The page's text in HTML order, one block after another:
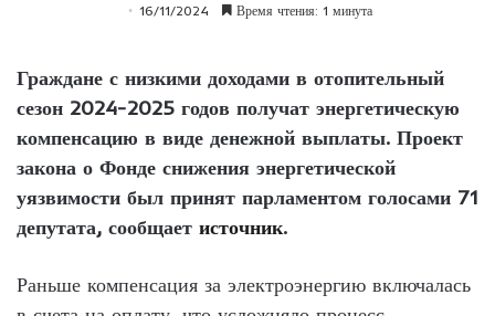
16/11/2024 Время чтения: 1 минута
Граждане с низкими доходами в отопительный
сезон 2024-2025 годов получат энергетическую
компенсацию в виде денежной выплаты. Проект
закона о Фонде снижения энергетической
уязвимости был принят парламентом голосами 71
депутата, сообщает источник.
Раньше компенсация за электроэнергию включалась